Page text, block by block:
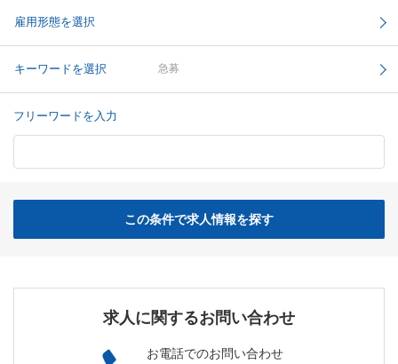
雇用形態を選択
キーワードを選択 急募
フリーワードを入力
この条件で求人情報を探す
求人に関するお問い合わせ
お電話でのお問い合わせ